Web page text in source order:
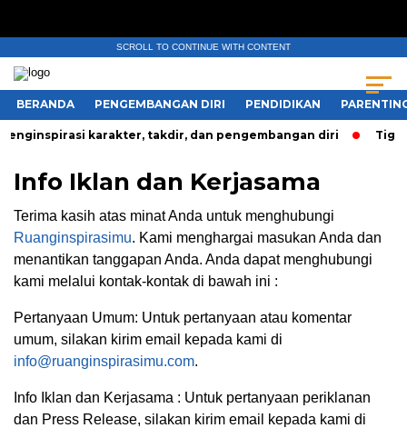
SCROLL TO CONTINUE WITH CONTENT
BERANDA PENGEMBANGAN DIRI PENDIDIKAN
karakter, takdir, dan pengembangan diri Tiga
Info Iklan dan Kerjasama
Terima kasih atas minat Anda untuk menghubungi
Ruanginspirasimu. Kami menghargai masukan Anda dan
menantikan tanggapan Anda. Anda dapat menghubungi
kami melalui kontak-kontak di bawah ini :
Pertanyaan Umum: Untuk pertanyaan atau komentar
umum, silakan kirim email kepada kami di
info@ruanginspirasimu.com.
Info Iklan dan Kerjasama : Untuk pertanyaan periklanan
dan Press Release, silakan kirim email kepada kami di